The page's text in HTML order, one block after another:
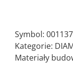
Piła
Symbol: 001137
Kategorie:
Materiały